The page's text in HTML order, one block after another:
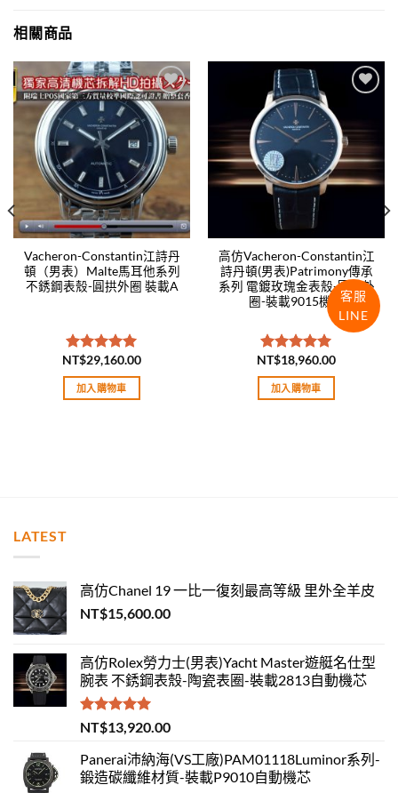
相關商品
Add to
wishlist
Vacheron-Constantin江詩丹
頓（男表）Malte馬耳他系列
不銹鋼表殼-圓拱外圈 裝載A
評分5.00
滿分 5
NT$29,160.00
加入購物車
高仿Vacheron-Constantin江
詩丹頓(男表)Patrimony傳承
系列 電鍍玫瑰金表殼-圓拱外
圈-裝載9015機芯
評分5.00
滿分 5
NT$18,960.00
加入購物車
LATEST
高仿Chanel 19 一比一復刻最高等級 里外全羊皮
NT$15,600.00
高仿Rolex勞力士(男表)Yacht Master遊艇名仕型
腕表 不銹鋼表殼-陶瓷表圈-裝載2813自動機芯
評分5.00
滿分 5
NT$13,920.00
Panerai沛納海(VS工廠)PAM01118Luminor系列-
鍛造碳纖維材質-裝載P9010自動機芯
客服
LINE